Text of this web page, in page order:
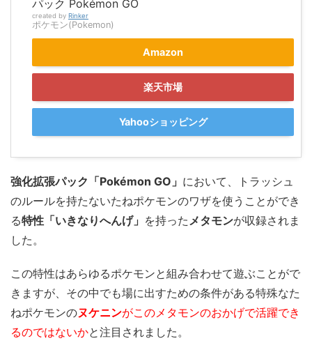
パック Pokémon GO
created by Rinker
ポケモン(Pokemon)
Amazon
楽天市場
Yahooショッピング
強化拡張パック「Pokémon GO」 において、トラッシュ
のルールを持たないたねポケモンのワザを使うことができ
る特性「いきなりへんげ」 を持った メタモンが収録されま
した。
この特性はあらゆるポケモンと組み合わせて遊ぶことがで
きますが、その中でも場に出すための条件がある特殊なた
ねポケモンのヌケニンがこのメタモンのおかげで活躍でき
るのではないかと注目されました。